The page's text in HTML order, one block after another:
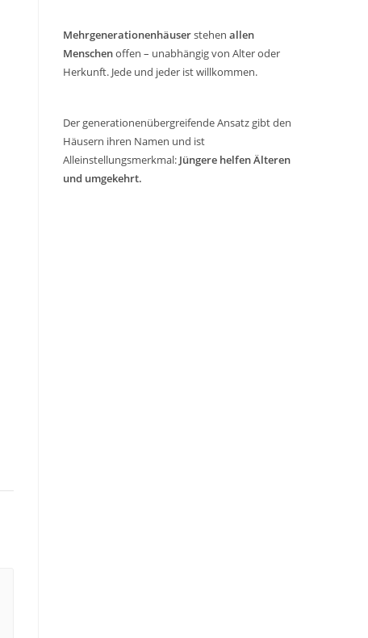
Mehrgenerationenhäuserstehen allen
Menschenoffen – unabhängig von Alter oder
Herkunft. Jede und jeder ist willkommen.
Der generationenübergreifende Ansatz gibt den
Häusern ihren Namen und ist
Alleinstellungsmerkmal: Jüngere helfen Älteren
und umgekehrt.